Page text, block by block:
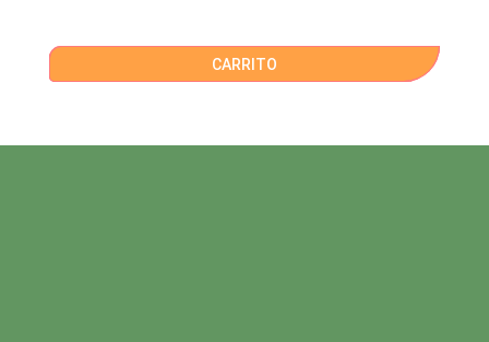
CARRITO